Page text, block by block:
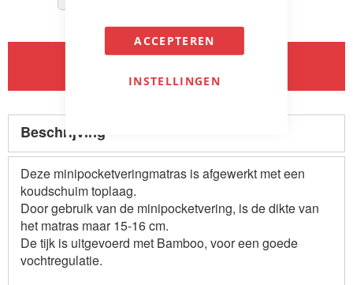
ACCEPTEREN
INSTELLINGEN
Beschrijving
Deze minipocketveringmatras is afgewerkt met een
koudschuim toplaag.
Door gebruik van de minipocketvering, is de dikte van
het matras maar 15-16 cm.
De tijk is uitgevoerd met Bamboo, voor een goede
vochtregulatie.